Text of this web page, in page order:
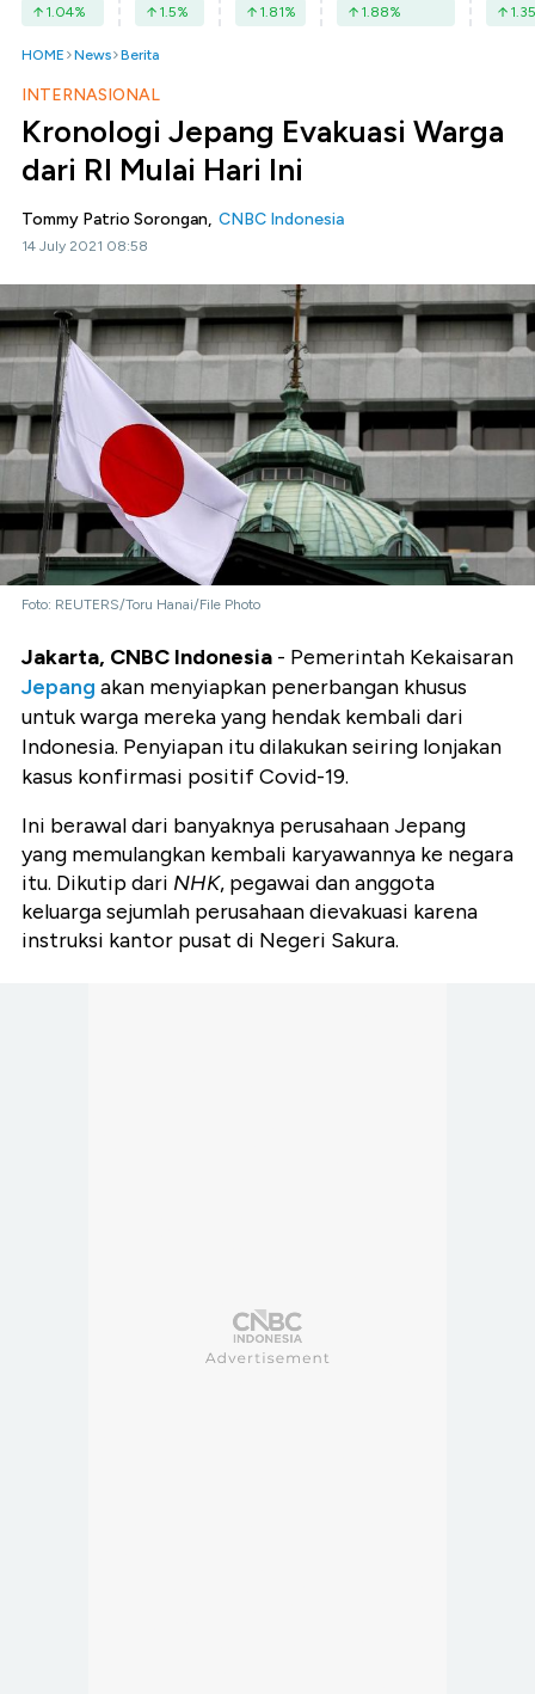
1.04% 1.5% 1.81% 1.88% 1.35
HOME News Berita
INTERNASIONAL
Kronologi Jepang Evakuasi Warga
dari RI Mulai Hari Ini
Tommy Patrio Sorongan, CNBC Indonesia
14 July 2021 08:58
Foto: REUTERS/Toru Hanai/File Photo
Jakarta, CNBC Indonesia - Pemerintah Kekaisaran
Jepang akan menyiapkan penerbangan khusus
untuk warga mereka yang hendak kembali dari
Indonesia. Penyiapan itu dilakukan seiring lonjakan
kasus konfirmasi positif Covid-19.
Ini berawal dari banyaknya perusahaan Jepang
yang memulangkan kembali karyawannya ke negara
itu. Dikutip dari NHK, pegawai dan anggota
keluarga sejumlah perusahaan dievakuasi karena
instruksi kantor pusat di Negeri Sakura.